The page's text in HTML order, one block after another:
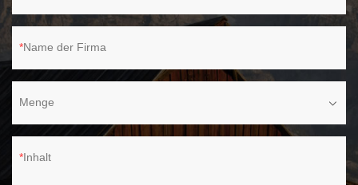
Name der Firma
Menge
Inhalt